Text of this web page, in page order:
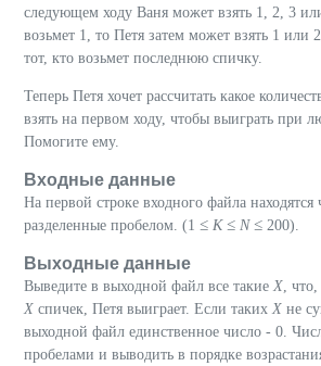
следующем ходу Ваня может взять 1, 2, 3
возьмет 1, то Петя затем может взять 1 или
тот, кто возьмет последнюю спичку.
Теперь Петя хочет рассчитать какое
взять на первом ходу, чтобы выиграть при
Помогите ему.
Входные данные
На первой строке входного файла находятся
разделенные пробелом. (1 ≤ K ≤ N ≤ 200).
Выходные данные
Выведите в выходной файл все такиеX,
X спичек, Петя выиграет. Если такихX не
выходной файл единственное число - 0.
пробелами и выводить в порядке